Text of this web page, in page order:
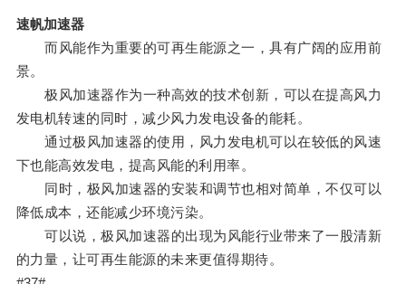
速帆加速器
而风能作为重要的可再生能源之一，具有广阔的应用前
景。
极风加速器作为一种高效的技术创新，可以在提高风力
发电机转速的同时，减少风力发电设备的能耗。
通过极风加速器的使用，风力发电机可以在较低的风速
下也能高效发电，提高风能的利用率。
同时，极风加速器的安装和调节也相对简单，不仅可以
降低成本，还能减少环境污染。
可以说，极风加速器的出现为风能行业带来了一股清新
的力量，让可再生能源的未来更值得期待。